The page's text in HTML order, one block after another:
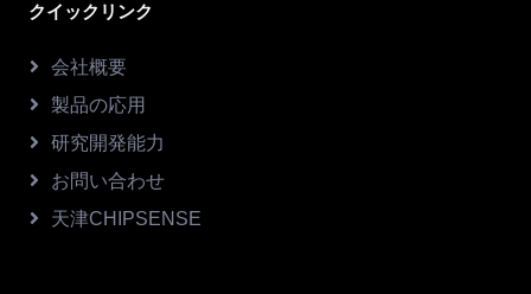
クイックリンク
会社概要
製品の応用
研究開発能力
お問い合わせ
天津CHIPSENSE